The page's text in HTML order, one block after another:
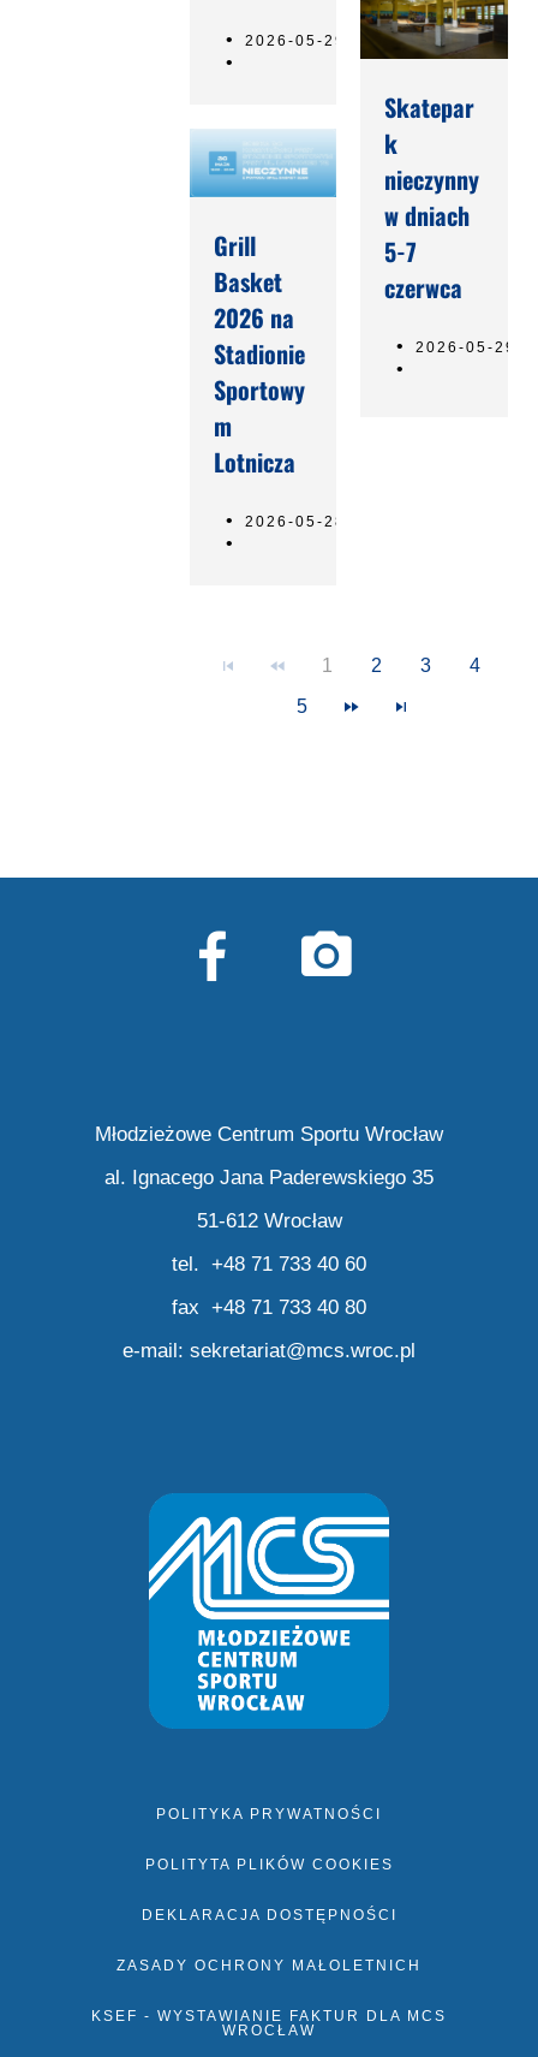
2026-05-29
Skatepar
k
nieczynny
w dniach
5-7
czerwca
2026-05-29
Grill
Basket
2026 na
Stadionie
Sportowy
m
Lotnicza
2026-05-28
1 2 3
4
5
Młodzieżowe Centrum Sportu Wrocław
al. Ignacego Jana Paderewskiego 35
51-612 Wrocław
tel. +48 71 733 40 60
fax +48 71 733 40 80
e-mail: sekretariat@mcs.wroc.pl
POLITYKA PRYWATNOŚCI
POLITYTA PLIKÓW COOKIES
DEKLARACJA DOSTĘPNOŚCI
ZASADY OCHRONY MAŁOLETNICH
KSEF - WYSTAWIANIE FAKTUR DLA MCS
WROCŁAW